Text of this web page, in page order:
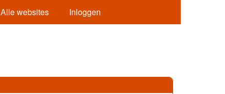
Alle websites Inloggen